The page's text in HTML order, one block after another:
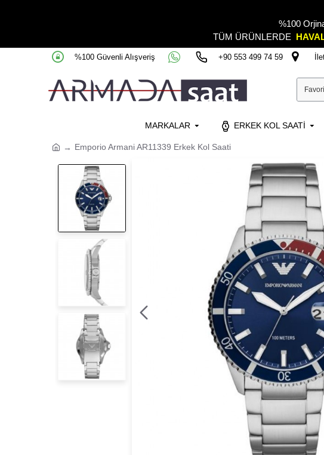
%100
TÜM ÜRÜNLERDE
%100 Güvenli Alışveriş +90 553 499 74 59
MARKALAR ERKEK KOL SAATI
Emporio Armani AR11339 Erkek Kol Saati